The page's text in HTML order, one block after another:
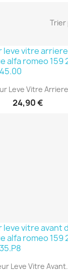
Trier
Aperçu rapide
Leve Vitre
24,90 €
Aperçu rapide
Leve Vitre